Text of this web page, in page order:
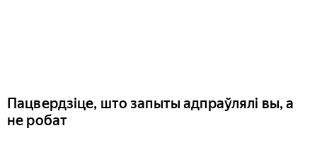
Пацвердзіце, што запыты адпраўлялі вы, а
не робат